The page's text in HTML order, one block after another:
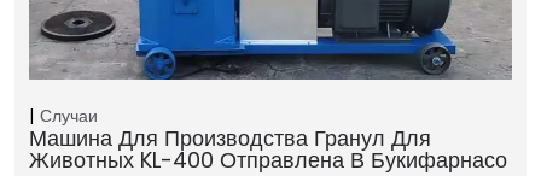
Случаи
Машина Для Производства Гранул Для
Животных KL-400 Отправлена ​​в Букифарнасо